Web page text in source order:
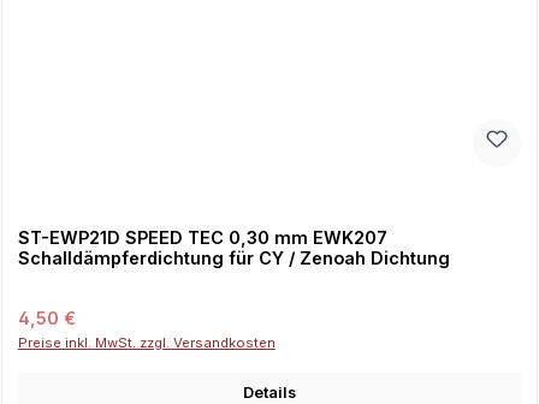
ST-EWP21D SPEED TEC 0,30 mm EWK207
Schalldämpferdichtung für CY / Zenoah Dichtung
Regulärer Preis:
4,50 €
Preise inkl. MwSt. zzgl. Versandkosten
Details